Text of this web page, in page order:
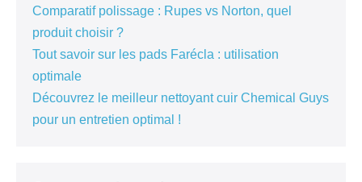
Comparatif polissage : Rupes vs Norton, quel
produit choisir ?
Tout savoir sur les pads Farécla : utilisation
optimale
Découvrez le meilleur nettoyant cuir Chemical Guys
pour un entretien optimal !